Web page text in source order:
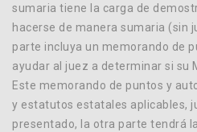
sumaria tiene la carga de
hacerse de manera sumaria (sin
parte incluya un memorando de
ayudar al juez a determinar si su
Este memorando de puntos y
y estatutos estatales aplicables,
presentado, la otra parte tendrá